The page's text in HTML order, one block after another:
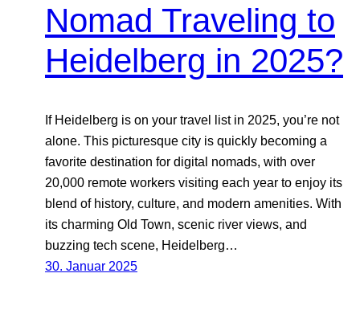
Nomad Traveling to
Heidelberg in 2025?
If Heidelberg is on your travel list in 2025, you’re not
alone. This picturesque city is quickly becoming a
favorite destination for digital nomads, with over
20,000 remote workers visiting each year to enjoy its
blend of history, culture, and modern amenities. With
its charming Old Town, scenic river views, and
buzzing tech scene, Heidelberg…
30. Januar 2025